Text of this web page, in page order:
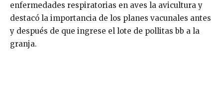
enfermedades respiratorias en aves la avicultura y
destacó la importancia de los planes vacunales antes
y después de que ingrese el lote de pollitas bb a la
granja.